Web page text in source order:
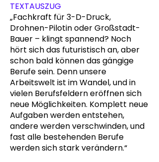
TEXTAUSZUG
„Fachkraft für 3-D-Druck,
Drohnen-Pilotin oder Großstadt-
Bauer – klingt spannend? Noch
hört sich das futuristisch an, aber
schon bald können das gängige
Berufe sein. Denn unsere
Arbeitswelt ist im Wandel, und in
vielen Berufsfeldern eröffnen sich
neue Möglichkeiten. Komplett neue
Aufgaben werden entstehen,
andere werden verschwinden, und
fast alle bestehenden Berufe
werden sich stark verändern.“